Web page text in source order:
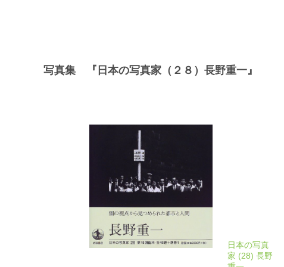
写真集 『日本の写真家（２８）長野重一』
日本の写真
家 (28) 長野